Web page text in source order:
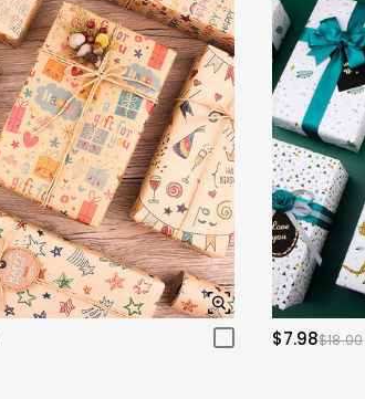
$7.98$18.00